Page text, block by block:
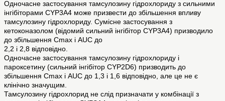
Одночасне застосування тамсулозину гідрохлориду з сильними
інгібіторами CYP3A4 може призвести до збільшення впливу
тамсулозину гідрохлориду. Сумісне застосування з
кетоконазолом (відомий сильний інгібітор CYP3A4) призводило
до збільшення Сmax і AUC до
2,2 і 2,8 відповідно.
Одночасне застосування тамсулозину гідрохлориду і
пароксетину (сильний інгібітор СYP2D6) призводить до
збільшення Сmax і AUC до 1,3 і 1,6 відповідно, але це не є
клінічно значущим.
Тамсулозину гідрохлорид не слід призначати у комбінації з